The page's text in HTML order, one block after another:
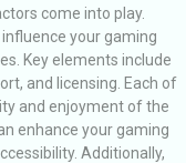
come into play.
your gaming
Key elements include
and licensing. Each of
and enjoyment of the
enhance your gaming
Additionally,